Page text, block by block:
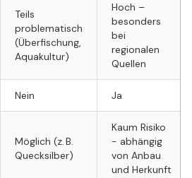
Teils
problematisch
(Überfischung,
Aquakultur)
Hoch –
besonders
bei
regionalen
Quellen
Nein Ja
Möglich (z. B.
Quecksilber)
Kaum Risiko
- abhängig
von Anbau
und Herkunft